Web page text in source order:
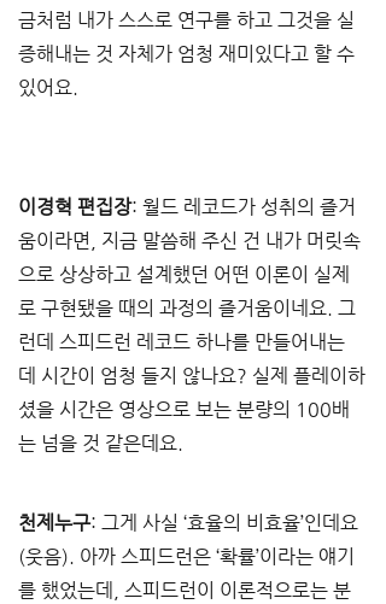
금처럼 내가 스스로 연구를 하고 그것을 실
증해내는 것 자체가 엄청 재미있다고 할 수
있어요.
이경혁 편집장: 월드 레코드가 성취의 즐거
움이라면, 지금 말씀해 주신 건 내가 머릿속
으로 상상하고 설계했던 어떤 이론이 실제
로 구현됐을 때의 과정의 즐거움이네요. 그
런데 스피드런 레코드 하나를 만들어내는
데 시간이 엄청 들지 않나요? 실제 플레이하
셨을 시간은 영상으로 보는 분량의 100배
는 넘을 것 같은데요.
천제누구: 그게 사실 ‘효율의 비효율’인데요
(웃음). 아까 스피드런은 ‘확률’이라는 얘기
를 했었는데, 스피드런이 이론적으로는 분